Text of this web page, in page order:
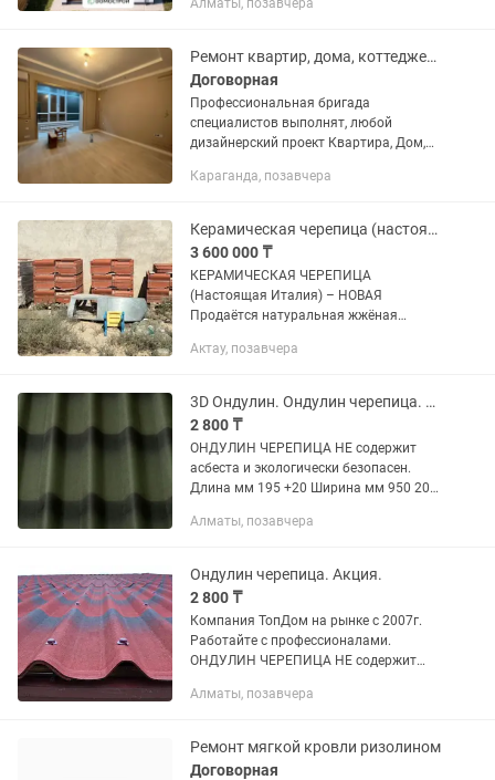
представляете: вот здесь будет
—...
Алматы, позавчера
Ремонт квартир, дома, коттеджей под ключ, любой сложный дизайн проект.
Договорная
Профессиональная бригада
специалистов выполнят, любой
дизайнерский проект Квартира, Дом,
ключ) Наши специалисты сделают
ключ...
Караганда, позавчера
Керамическая черепица (настоящая Италия) - НОВАЯ
3 600 000 ₸
КЕРАМИЧЕСКАЯ ЧЕРЕПИЦА
(Настоящая Италия) – НОВАЯ
Продаётся натуральная жжёная
(Европа) -Керамика (не металл, не
выгорает -Премиум...
Актау, позавчера
3D Ондулин. Ондулин черепица. Алматы.
2 800 ₸
ОНДУЛИН ЧЕРЕПИЦА НЕ содержит
асбеста и экологически безопасен.
Длина мм 195 +20 Ширина мм 950 20
2 Масса кг 6, 5 0, 3 Количество волн 10
Алматы, позавчера
Ондулин черепица. Акция.
2 800 ₸
Компания ТопДом на рынке с 2007г.
Работайте с профессионалами.
ОНДУЛИН ЧЕРЕПИЦА НЕ содержит
ХАРАКТЕРИСТИКИ ЕД. ИЗМ.
Ширина мм 950...
Алматы, позавчера
Ремонт мягкой кровли ризолином
Договорная